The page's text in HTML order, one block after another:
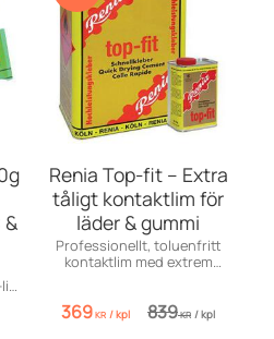
&
Renia Top-fit – Extra
tåligt kontaktlim för
läder & gummi
Professionellt, toluenfritt
kontaktlim med extrem
369KR /kpl 839KR /kpl